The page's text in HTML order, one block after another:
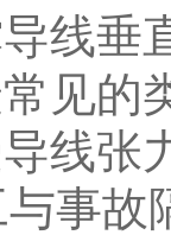
导线
见的
线张
事故